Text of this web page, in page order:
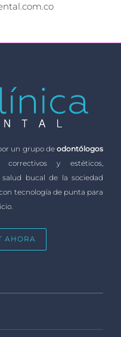
un grupo deodontólogos
y estéticos,
bucal de la sociedad
tecnología de punta para
AHORA